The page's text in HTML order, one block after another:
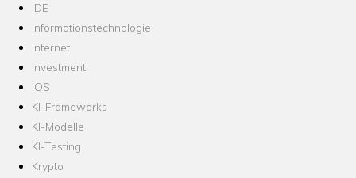
IDE
Informationstechnologie
Internet
Investment
iOS
KI-Frameworks
KI-Modelle
KI-Testing
Krypto